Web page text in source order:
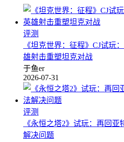
评测
《坦克世界：征程》CJ试玩
雄射击重塑坦克对战
于鱼er
2026-07-31
评测
《永恒之塔2》试玩：再回
解决问题